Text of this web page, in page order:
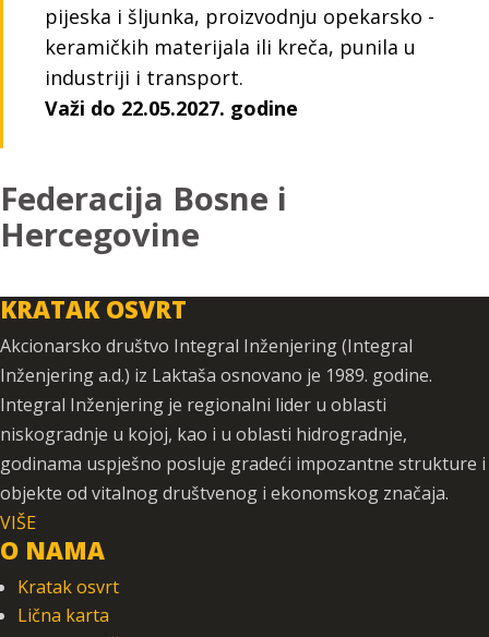
pijeska i šljunka, proizvodnju opekarsko -
keramičkih materijala ili kreča, punila u
industriji i transport.
Važi do 22.05.2027. godine
Federacija Bosne i
Hercegovine
KRATAK OSVRT
Akcionarsko društvo Integral Inženjering (Integral
Inženjering a.d.) iz Laktaša osnovano je 1989. godine.
Integral Inženjering je regionalni lider u oblasti
niskogradnje u kojoj, kao i u oblasti hidrogradnje,
godinama uspješno posluje gradeći impozantne strukture i
objekte od vitalnog društvenog i ekonomskog značaja.
VIŠE
O NAMA
Kratak osvrt
Lična karta